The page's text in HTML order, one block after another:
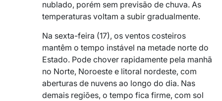
nublado, porém sem previsão de chuva. As
temperaturas voltam a subir gradualmente.
Na sexta-feira (17), os ventos costeiros
mantêm o tempo instável na metade norte do
Estado. Pode chover rapidamente pela manhã
no Norte, Noroeste e litoral nordeste, com
aberturas de nuvens ao longo do dia. Nas
demais regiões, o tempo fica firme, com sol